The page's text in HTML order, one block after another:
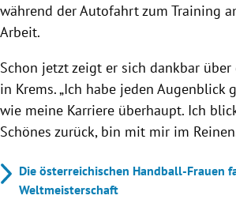
während der Autofahrt zum Training
Arbeit.
Schon jetzt zeigt er sich dankbar über
in Krems. „Ich habe jeden Augenblick
wie meine Karriere überhaupt. Ich
Schönes zurück, bin mit mir im
Die österreichischen Handball-Frauen
Weltmeisterschaft